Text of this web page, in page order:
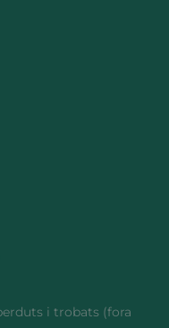
i trobats (fora